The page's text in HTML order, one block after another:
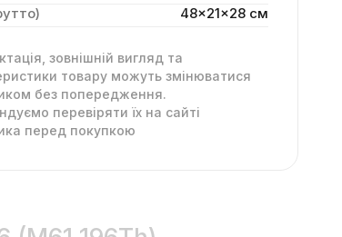
48x21x28 см
зовнішній вигляд та
товару можуть змінюватися
без попередження.
перевіряти їх на сайті
перед покупкою